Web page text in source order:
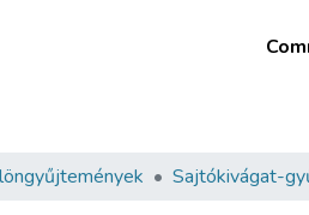
Sajtókivágat-